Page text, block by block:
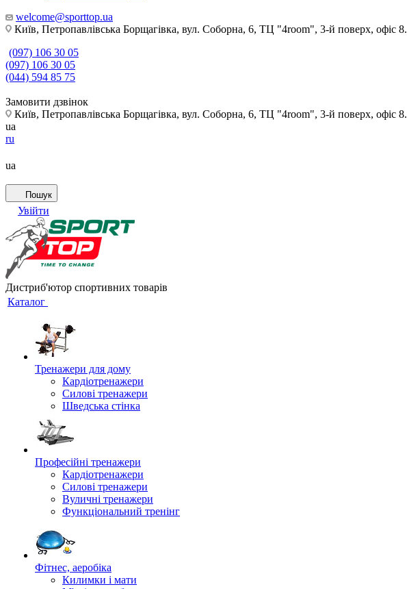
welcome@sporttop.ua
Київ, Петропавлівська Борщагівка, вул. Соборна, 6, ТЦ "4room", 3-й поверх, офіс 8.
(097) 106 30 05
(097) 106 30 05
(044) 594 85 75
Замовити дзвінок
Київ, Петропавлівська Борщагівка, вул. Соборна, 6, ТЦ "4room", 3-й поверх, офіс 8.
ua
ru
ua
Пошук
Увійти
Дистриб'ютор спортивних товарів
Каталог
Тренажери для дому
Кардіотренажери
Силові тренажери
Шведська стінка
Професійні тренажери
Кардіотренажери
Силові тренажери
Вуличні тренажери
Функціональний тренінг
Фітнес, аеробіка
Килимки і мати